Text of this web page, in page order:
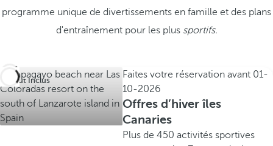
programme unique de divertissements en famille et des plans
d'entraînement pour les plus sportifs.
Tout Inclus
Faites votre réservation avant 01-
10-2026
Offres d’hiver îles
Canaries
Plus de 450 activités sportives